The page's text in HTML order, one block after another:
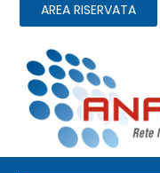
AREA RISERVATA